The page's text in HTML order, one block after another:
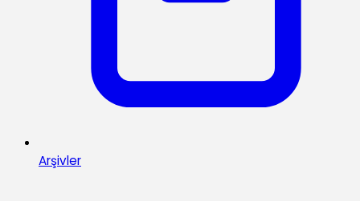
Arşivler